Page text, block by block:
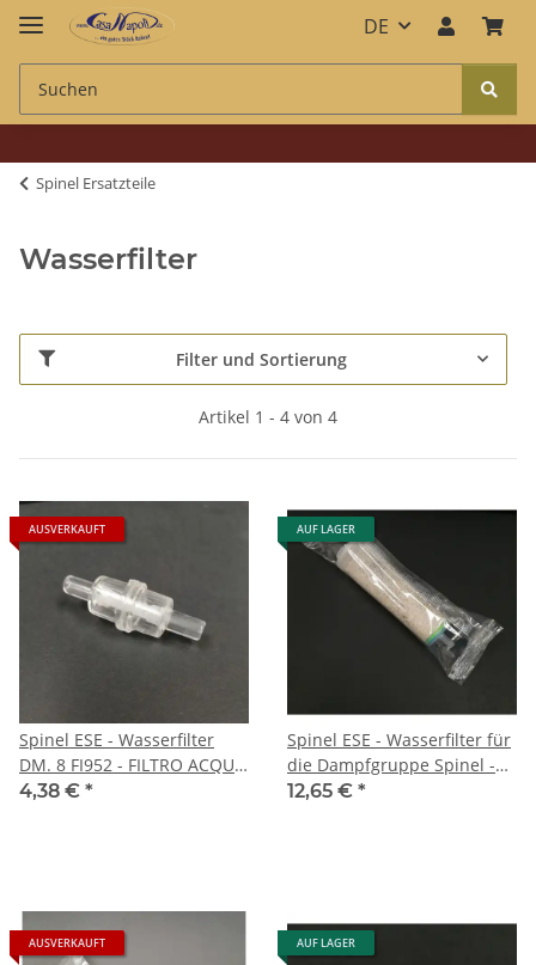
DE
Spinel Ersatzteile
Wasserfilter
Filter und Sortierung
Artikel 1 - 4 von 4
AUSVERKAUFT
Spinel ESE - Wasserfilter
DM. 8 FI952 - FILTRO ACQUA
DM. 8 FI952
4,38 € *
AUF LAGER
Spinel ESE - Wasserfilter für
die Dampfgruppe Spinel -
sandfarben - FILTRO
12,65 € *
AUSVERKAUFT AUF LAGER